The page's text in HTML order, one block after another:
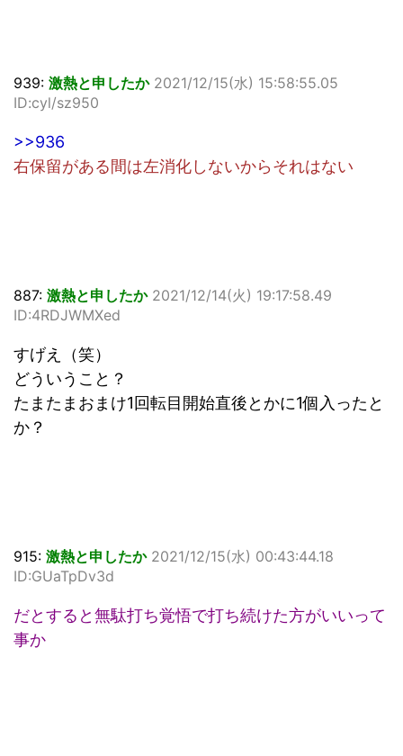
939: 激熱と申したか 2021/12/15(水) 15:58:55.05
ID:cyl/sz950
>>936
右保留がある間は左消化しないからそれはない
887: 激熱と申したか 2021/12/14(火) 19:17:58.49
ID:4RDJWMXed
すげえ（笑）
どういうこと？
たまたまおまけ1回転目開始直後とかに1個入ったと
か？
915: 激熱と申したか 2021/12/15(水) 00:43:44.18
ID:GUaTpDv3d
だとすると無駄打ち覚悟で打ち続けた方がいいって
事か